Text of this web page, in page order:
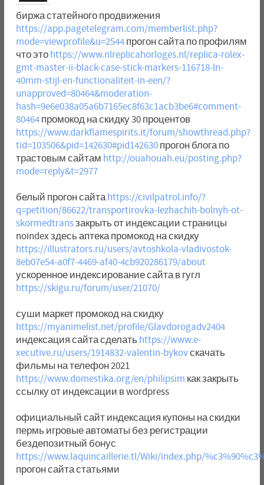
биржа статейного продвижения
https://app.pagetelegram.com/memberlist.php?
mode=viewprofile&u=2544прогон сайта по профилям
что это https://www.nlreplicahorloges.nl/replica-rolex-
gmt-master-ii-black-case-stick-markers-116718-ln-
40mm-stijl-en-functionaliteit-in-een/?
unapproved=80464&moderation-
hash=9e6e038a05a6b7165ec8f63c1acb3be6#comment-
80464промокод на скидку 30 процентов
https://www.darkflamespirits.it/forum/showthread.php?
tid=103506&pid=142630#pid142630прогон блога по
трастовым сайтам http://ouahouah.eu/posting.php?
mode=reply&t=2977
белый прогон сайта https://civilpatrol.info/?
q=petition/86622/transportirovka-lezhachih-bolnyh-ot-
skormedtransзакрыть от индексации страницы
noindex здесь аптека промокод на скидку
https://illustrators.ru/users/avtoshkola-vladivostok-
8eb07e54-a0f7-4469-af40-4cb920286179/about
ускоренное индексирование сайта в гугл
https://skigu.ru/forum/user/21070/
суши маркет промокод на скидку
https://myanimelist.net/profile/Glavdorogadv2404
индексация сайта сделать https://www.e-
xecutive.ru/users/1914832-valentin-bykovскачать
фильмы на телефон 2021
https://www.domestika.org/en/philipsim как закрыть
ссылку от индексации в wordpress
официальный сайт индексация купоны на скидки
пермь игровые автоматы без регистрации
бездепозитный бонус
https://www.laquincaillerie.tl/Wiki/index.php/
прогон сайта статьями